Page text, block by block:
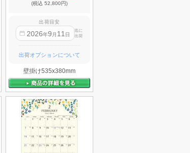
(税込 52,800円)
出荷目安
2026年9 月 11 日
迄に
出荷
出荷オプションについて
壁掛け535x380mm